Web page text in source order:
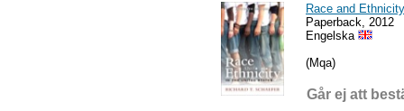
Race and
Paperback, 2012
Engelska
(Mqa)
Går ej att